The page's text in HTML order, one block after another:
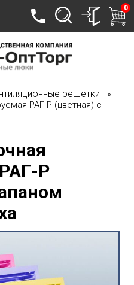
0
решетки »
РАГ-Р (цветная) с
Р